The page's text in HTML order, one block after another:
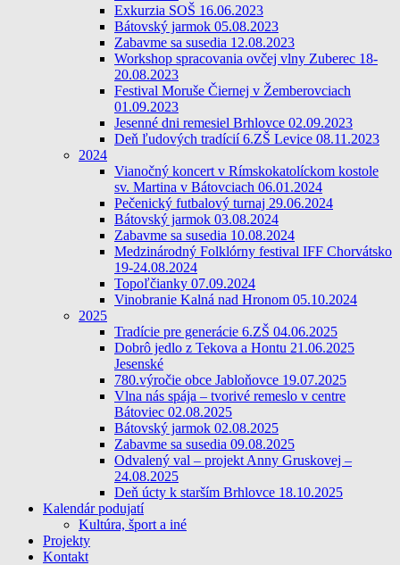
Exkurzia SOŠ 16.06.2023
Bátovský jarmok 05.08.2023
Zabavme sa susedia 12.08.2023
Workshop spracovania ovčej vlny Zuberec 18-
20.08.2023
Festival Moruše Čiernej v Žemberovciach
01.09.2023
Jesenné dni remesiel Brhlovce 02.09.2023
Deň ľudových tradícií 6.ZŠ Levice 08.11.2023
2024
Vianočný koncert v Rímskokatolíckom kostole
sv. Martina v Bátovciach 06.01.2024
Pečenický futbalový turnaj 29.06.2024
Bátovský jarmok 03.08.2024
Zabavme sa susedia 10.08.2024
Medzinárodný Folklórny festival IFF Chorvátsko
19-24.08.2024
Topoľčianky 07.09.2024
Vinobranie Kalná nad Hronom 05.10.2024
2025
Tradície pre generácie 6.ZŠ 04.06.2025
Dobrô jedlo z Tekova a Hontu 21.06.2025
Jesenské
780.výročie obce Jabloňovce 19.07.2025
Vlna nás spája – tvorivé remeslo v centre
Bátoviec 02.08.2025
Bátovský jarmok 02.08.2025
Zabavme sa susedia 09.08.2025
Odvalený val – projekt Anny Gruskovej –
24.08.2025
Deň úcty k starším Brhlovce 18.10.2025
Kalendár podujatí
Kultúra, šport a iné
Projekty
Kontakt